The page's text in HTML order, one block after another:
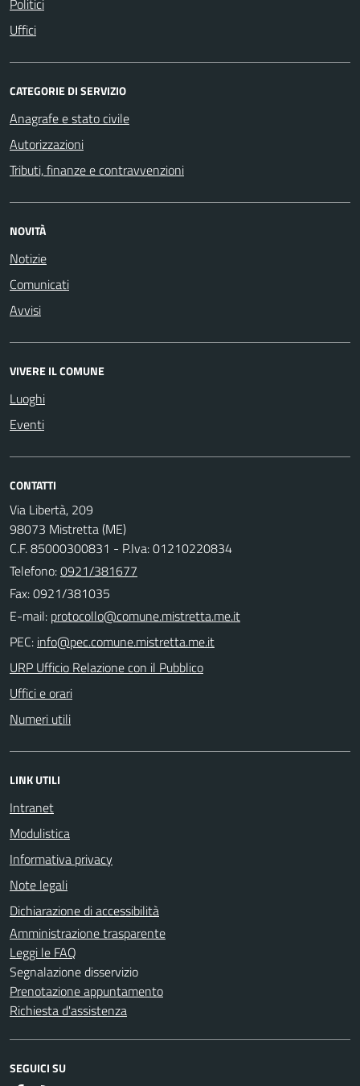
Politici
Uffici
CATEGORIE DI SERVIZIO
Anagrafe e stato civile
Autorizzazioni
Tributi, finanze e contravvenzioni
NOVITÀ
Notizie
Comunicati
Avvisi
VIVERE IL COMUNE
Luoghi
Eventi
CONTATTI
Via Libertà, 209
98073 Mistretta (ME)
C.F. 85000300831 - P.Iva: 01210220834
Telefono:0921/381677
Fax: 0921/381035
E-mail:
PEC:
URP Ufficio Relazione con il Pubblico
Uffici e orari
Numeri utili
LINK UTILI
Intranet
Modulistica
Informativa privacy
Note legali
Dichiarazione di accessibilità
Amministrazione trasparente
Leggi le FAQ
Segnalazione disservizio
Prenotazione appuntamento
Richiesta d'assistenza
SEGUICI SU